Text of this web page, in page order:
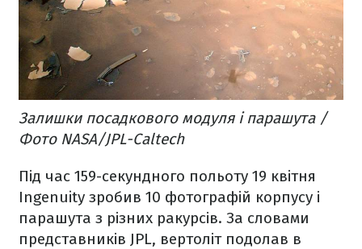
Залишки посадкового модуля і парашута /
Фото NASA/JPL-Caltech
Під час 159-секундного польоту 19 квітня
Ingenuity зробив 10 фотографій корпусу і
парашута з різних ракурсів. За словами
представників JPL, вертоліт подолав в